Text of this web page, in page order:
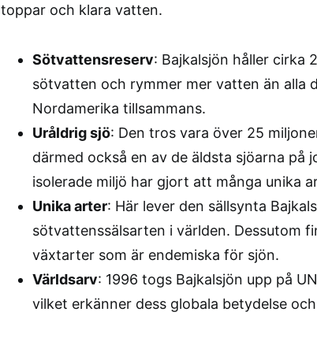
toppar och klara vatten.
Sötvattensreserv: Bajkalsjön håller cirka
sötvatten och rymmer mer vatten än alla
Nordamerika tillsammans.
Uråldrig sjö: Den tros vara över 25
därmed också en av de äldsta sjöarna på
isolerade miljö har gjort att många unika
Unika arter: Här lever den sällsynta
sötvattenssälsarten i världen. Dessutom
växtarter som är endemiska för sjön.
Världsarv: 1996 togs Bajkalsjön upp på
vilket erkänner dess globala betydelse